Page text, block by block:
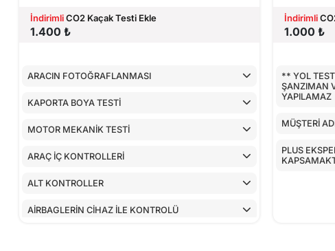
İndirimliCO2 Kaçak Testi Ekle
1.400 ₺
ARACIN FOTOĞRAFLANMASI
KAPORTA BOYA TESTİ
MOTOR MEKANİK TESTİ
ARAÇ İÇ KONTROLLERİ
ALT KONTROLLER
AİRBAGLERİN CİHAZ İLE KONTROLÜ
İndirimli
1.000 ₺
** YOL
ŞANZIMAN
YAPILAMAZ
MÜŞTERİ
PLUS